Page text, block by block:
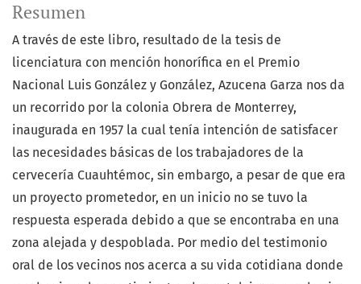
Resumen
A través de este libro, resultado de la tesis de
licenciatura con mención honorífica en el Premio
Nacional Luis González y González, Azucena Garza nos da
un recorrido por la colonia Obrera de Monterrey,
inaugurada en 1957 la cual tenía intención de satisfacer
las necesidades básicas de los trabajadores de la
cervecería Cuauhtémoc, sin embargo, a pesar de que era
un proyecto prometedor, en un inicio no se tuvo la
respuesta esperada debido a que se encontraba en una
zona alejada y despoblada. Por medio del testimonio
oral de los vecinos nos acerca a su vida cotidiana donde